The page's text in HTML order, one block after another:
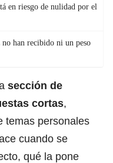
en riesgo de nulidad por el
han recibido ni un peso
sección de
cortas,
temas personales
cuando se
qué la pone